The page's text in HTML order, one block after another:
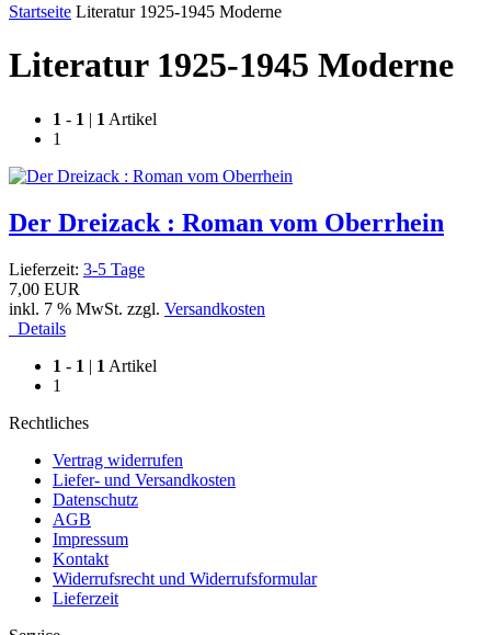
Startseite Literatur 1925-1945 Moderne
Literatur 1925-1945 Moderne
1 - 1 | 1 Artikel
1
Der Dreizack : Roman vom Oberrhein
Lieferzeit: 3-5 Tage
7,00 EUR
inkl. 7 % MwSt. zzgl. Versandkosten
Details
1 - 1 | 1 Artikel
1
Rechtliches
Vertrag widerrufen
Liefer- und Versandkosten
Datenschutz
AGB
Impressum
Kontakt
Widerrufsrecht und Widerrufsformular
Lieferzeit